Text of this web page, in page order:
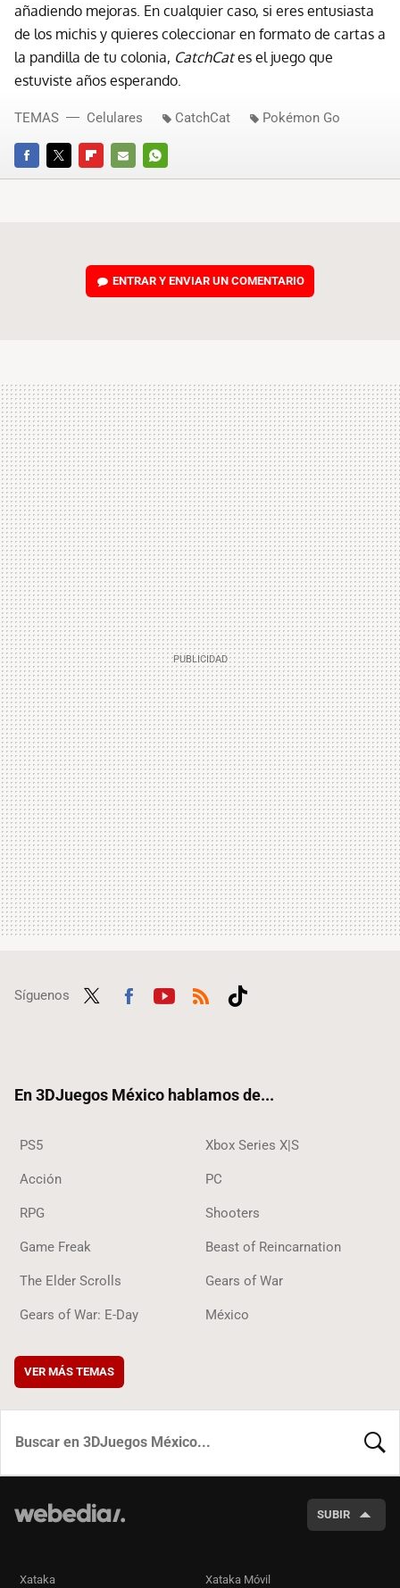
añadiendo mejoras. En cualquier caso, si eres entusiasta
de los michis y quieres coleccionar en formato de cartas a
la pandilla de tu colonia, CatchCates el juego que
estuviste años esperando.
FACEBOOKTWITTERFLIPBOARD
E-
WHATSAPP
TEMAS Celulares CatchCat Pokémon Go
ENTRAR Y ENVIAR UN COMENTARIO
Síguenos
En 3DJuegos México hablamos de...
PS5 Xbox Series X|S
Acción PC
RPG Shooters
Game Freak Beast of Reincarnation
The Elder Scrolls Gears of War
Gears of War: E-Day México
VER MÁS TEMAS
SUBIR
Xataka Xataka Móvil